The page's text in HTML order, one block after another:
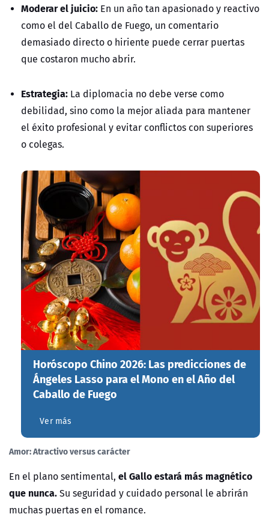
Moderar el juicio: En un año tan apasionado y reactivo
como el del Caballo de Fuego, un comentario
demasiado directo o hiriente puede cerrar puertas
que costaron mucho abrir.
Estrategia: La diplomacia no debe verse como
debilidad, sino como la mejor aliada para mantener
el éxito profesional y evitar conflictos con superiores
o colegas.
Horóscopo Chino 2026: Las predicciones de
Ángeles Lasso para el Mono en el Año del
Caballo de Fuego
Ver más
Amor: Atractivo versus carácter
En el plano sentimental, el Gallo estará más magnético
que nunca.Su seguridad y cuidado personal le abrirán
muchas puertas en el romance.